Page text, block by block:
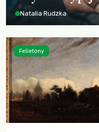
Natalia Rudzka
Felietony